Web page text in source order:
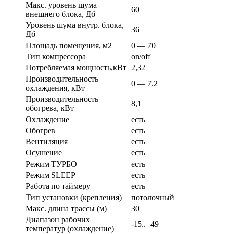
Макс. уровень шума
внешнего блока, Дб
60
Уровень шума внутр. блока,
Дб
36
Площадь помещения, м2
0 — 70
Тип компрессора
on/off
Потребляемая мощность,кВт
2,32
Производительность
охлаждения, кВт
0 — 7.2
Производительность
обогрева, кВт
8,1
Охлаждение
есть
Обогрев
есть
Вентиляция
есть
Осушение
есть
Режим ТУРБО
есть
Режим SLEEP
есть
Работа по таймеру
есть
Тип установки (крепления)
потолочный
Макс. длина трассы (м)
30
Диапазон рабочих
температур (охлаждение)
-15..+49